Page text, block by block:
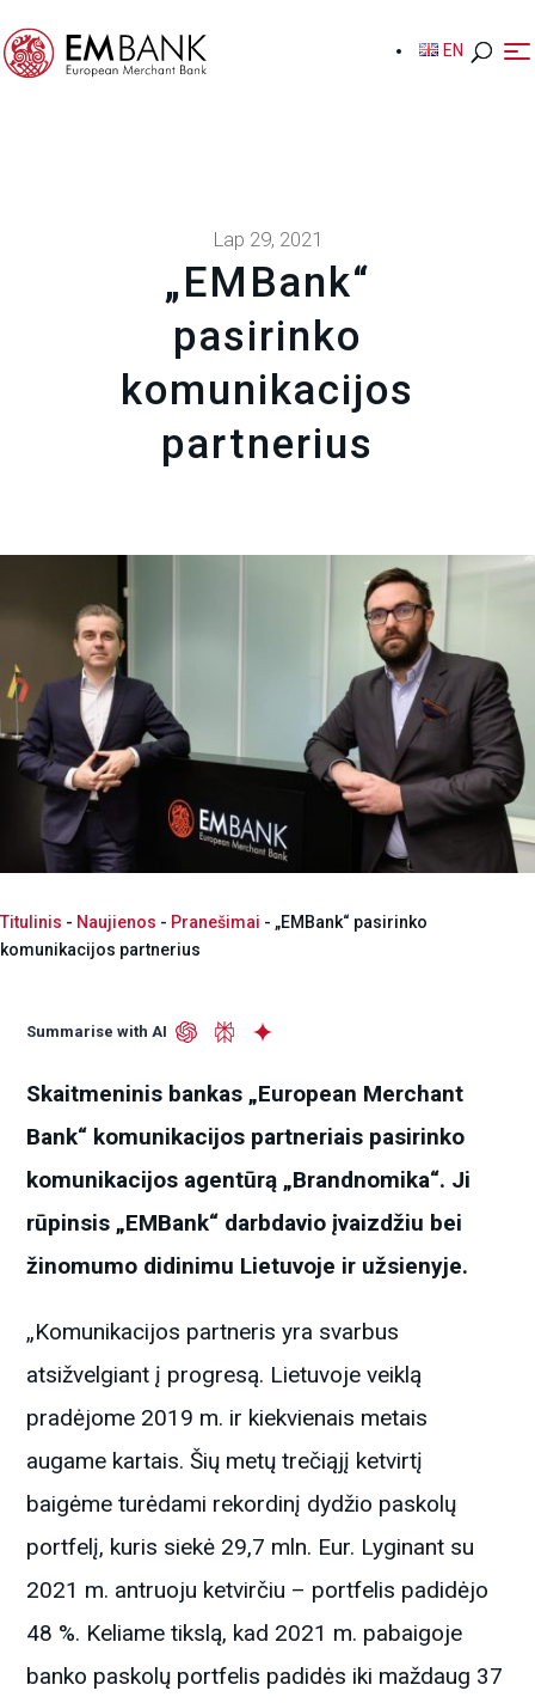
EN
EN
Lap 29, 2021
„EMBank“
pasirinko
komunikacijos
partnerius
Titulinis - Naujienos - Pranešimai - „EMBank“ pasirinko
komunikacijos partnerius
Summarise with AI
Skaitmeninis bankas „European Merchant
Bank“ komunikacijos partneriais pasirinko
komunikacijos agentūrą „Brandnomika“. Ji
rūpinsis „EMBank“ darbdavio įvaizdžiu bei
žinomumo didinimu Lietuvoje ir užsienyje.
„Komunikacijos partneris yra svarbus
atsižvelgiant į progresą. Lietuvoje veiklą
pradėjome 2019 m. ir kiekvienais metais
augame kartais. Šių metų trečiąjį ketvirtį
baigėme turėdami rekordinį dydžio paskolų
portfelį, kuris siekė 29,7 mln. Eur. Lyginant su
2021 m. antruoju ketvirčiu – portfelis padidėjo
48 %. Keliame tikslą, kad 2021 m. pabaigoje
banko paskolų portfelis padidės iki maždaug 37